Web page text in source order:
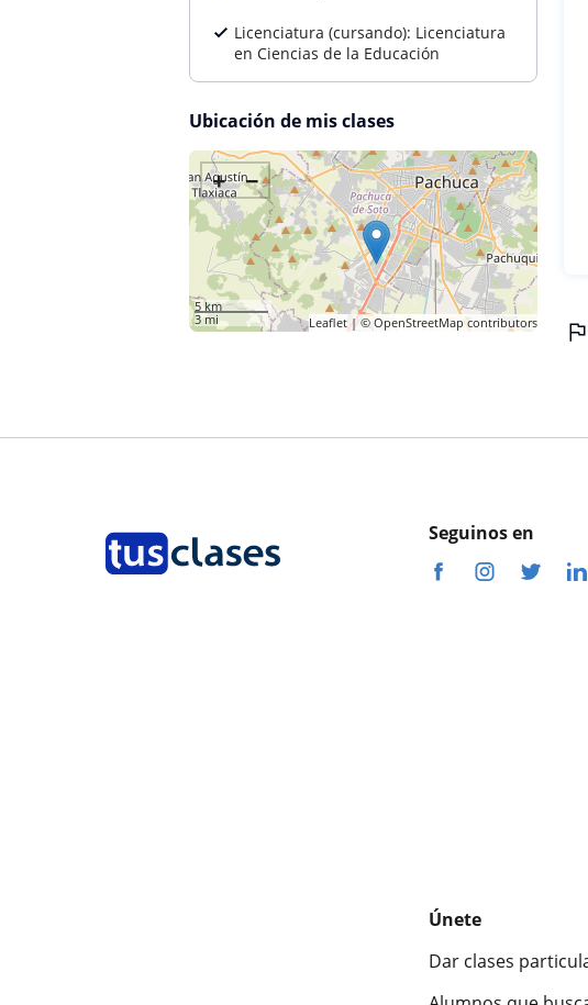
Licenciatura (cursando): Licenciatura
en Ciencias de la Educación
Ubicación de mis clases
+ −
5 km
3 mi
Leaflet| ©OpenStreetMapcontributors
Seguinos en
Únete
Dar clases